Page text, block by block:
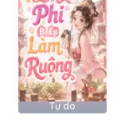
Tự do